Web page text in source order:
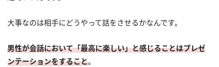
大事なのは相手にどうやって話をさせるかなんです。
男性が会話において「最高に楽しい」と感じることはプレゼ
ンテーションをすること。